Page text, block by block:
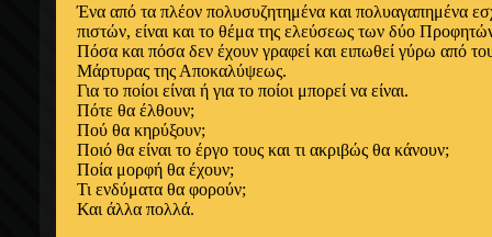
Ένα από τα πλέον πολυσυζητημένα και πολυαγαπημένα
πιστών, είναι και το θέμα της ελεύσεως των δύο
Πόσα και πόσα δεν έχουν γραφεί και ειπωθεί γύρω από
Μάρτυρας της Αποκαλύψεως.
Για το ποίοι είναι ή για το ποίοι μπορεί να είναι.
Πότε θα έλθουν;
Πού θα κηρύξουν;
Ποιό θα είναι το έργο τους και τι ακριβώς θα κάνουν;
Ποία μορφή θα έχουν;
Τι ενδύματα θα φορούν;
Και άλλα πολλά.